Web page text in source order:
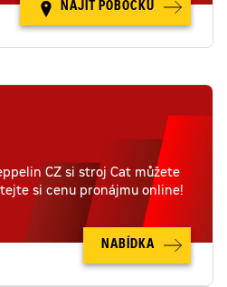
NAJÍT POBOČKU
CZ si stroj Cat můžete
si cenu pronájmu online!
NABÍDKA